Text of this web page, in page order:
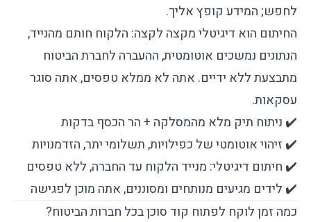
לחפש; המידע קופץ אליך.
החיתום הוא דיגיטלי מקצה לקצה: הלקוח חותם מהנייד,
הנתונים נמשכים אוטומטית, ההעברה לחברת הביטוח
מתבצעת ללא ידיים. אתה לא ממלא טפסים, אתה סוגר
עסקאות.
✔️ ניתוח תיק מלא מהמסלקה + הר הכסף בדקות
✔️ זיהוי אוטומטי של כפילויות, תשלומי יתר, הזדמנויות
✔️ חיתום דיגיטלי: מנייד הלקוח עד החברה, ללא טפסים
✔️ לידים מגיעים מנותחים ומסוננים, אתה מוכן לפגישה
כמה זמן לוקח לפתוח קוד סוכן בכל חברות הביטוח?